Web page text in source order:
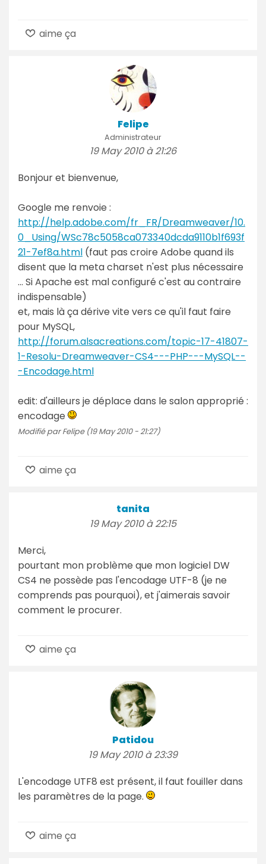
aime ça
Felipe
Administrateur
19 May 2010 à 21:26
Bonjour et bienvenue,
Google me renvoie :
http://help.adobe.com/fr_FR/Dreamweaver/10.
0_Using/WSc78c5058ca073340dcda9110b1f693f
21-7ef8a.html (faut pas croire Adobe quand ils
disent que la meta charset n'est plus nécessaire
... Si Apache est mal configuré c'est au contraire
indispensable)
et, mais là ça dérive vite vers ce qu'il faut faire
pour MySQL,
http://forum.alsacreations.com/topic-17-41807-
1-Resolu-Dreamweaver-CS4---PHP---MySQL--
-Encodage.html
edit: d'ailleurs je déplace dans le salon approprié :
encodage
Modifié par Felipe (19 May 2010 - 21:27)
aime ça
tanita
19 May 2010 à 22:15
Merci,
pourtant mon problème que mon logiciel DW
CS4 ne possède pas l'encodage UTF-8 (je ne
comprends pas pourquoi), et j'aimerais savoir
comment le procurer.
aime ça
Patidou
19 May 2010 à 23:39
L'encodage UTF8 est présent, il faut fouiller dans
les paramètres de la page.
aime ça